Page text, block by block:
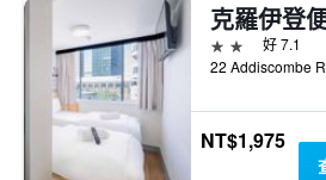
2星級
好 7.1
NT$1,975